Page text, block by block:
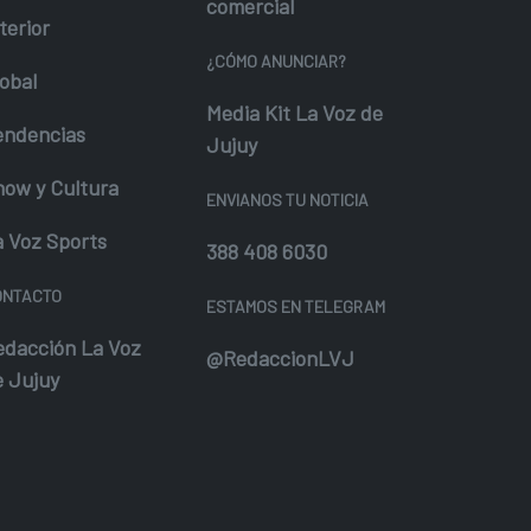
y Cultura
Voz Sports
La Voz
Jujuy
comercial
¿CÓMO ANUNCIAR?
Media Kit La Voz de
Jujuy
ENVIANOS TU NOTICIA
388 408 6030
ESTAMOS EN TELEGRAM
@RedaccionLVJ